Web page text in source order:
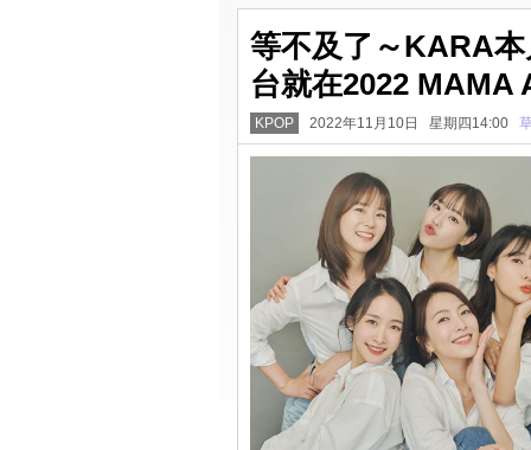
等不及了～KARA
台就在2022 MAMA
KPOP 2022年11月10日 星期四14:00